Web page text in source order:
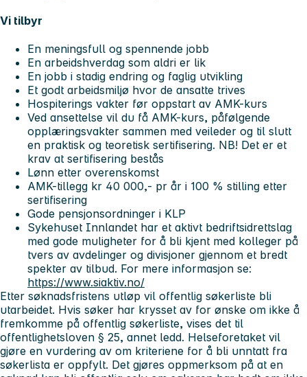
Vi tilbyr
En meningsfull og spennende jobb
En arbeidshverdag som aldri er lik
En jobb i stadig endring og faglig utvikling
Et godt arbeidsmiljø hvor de ansatte trives
Hospiterings vakter før oppstart av AMK-kurs
Ved ansettelse vil du få AMK-kurs, påfølgende
opplæringsvakter sammen med veileder og til slutt
en praktisk og teoretisk sertifisering. NB! Det er et
krav at sertifisering bestås
Lønn etter overenskomst
AMK-tillegg kr 40 000,- pr år i 100 % stilling etter
sertifisering
Gode pensjonsordninger i KLP
Sykehuset Innlandet har et aktivt bedriftsidrettslag
med gode muligheter for å bli kjent med kolleger på
tvers av avdelinger og divisjoner gjennom et bredt
spekter av tilbud. For mere informasjon se:
https://www.siaktiv.no/
Etter søknadsfristens utløp vil offentlig søkerliste bli
utarbeidet. Hvis søker har krysset av for ønske om ikke å
fremkomme på offentlig søkerliste, vises det til
offentlighetsloven § 25, annet ledd. Helseforetaket vil
gjøre en vurdering av om kriteriene for å bli unntatt fra
søkerlista er oppfylt. Det gjøres oppmerksom på at en